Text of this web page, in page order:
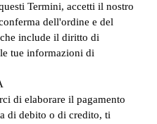
Termini, accetti il nostro
dell'ordine e del
include il diritto di
tue informazioni di
di elaborare il pagamento
di debito o di credito, ti